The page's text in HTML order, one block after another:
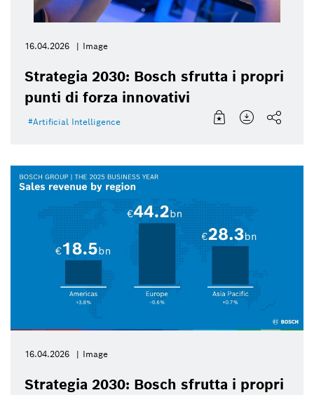
16.04.2026 Image
Strategia 2030: Bosch sfrutta i propri
punti di forza innovativi
Artificial Intelligence
16.04.2026 Image
Strategia 2030: Bosch sfrutta i propri